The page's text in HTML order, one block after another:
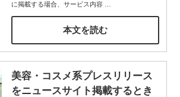
に掲載する場合、サービス内容…
本文を読む
美容・コスメ系プレスリリース
をニュースサイト掲載するとき